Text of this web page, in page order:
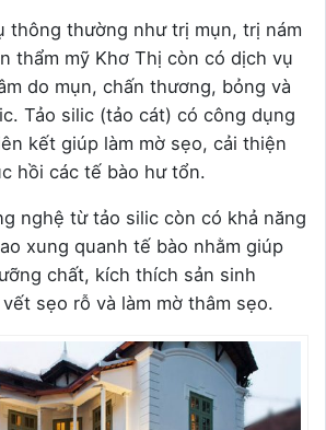
thông thường như trị mụn, trị nám
thẩm mỹ Khơ Thị còn có dịch vụ
do mụn, chấn thương, bỏng và
Tảo silic (tảo cát) có công dụng
kết giúp làm mờ sẹo, cải thiện
hồi các tế bào hư tổn.
nghệ từ tảo silic còn có khả năng
xung quanh tế bào nhằm giúp
chất, kích thích sản sinh
sẹo rỗ và làm mờ thâm sẹo.